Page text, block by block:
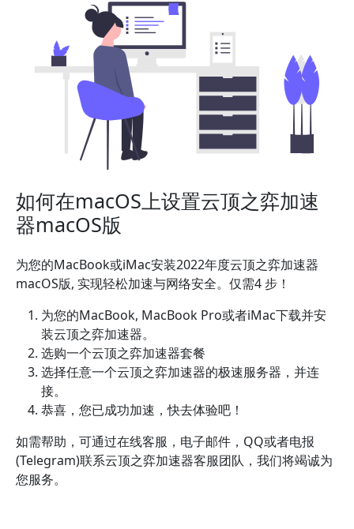
如何在macOS上设置云顶之弈加速
器macOS版
为您的MacBook或iMac安装2022年度云顶之弈加速器
macOS版, 实现轻松加速与网络安全。仅需4 步！
为您的MacBook, MacBook Pro或者iMac下载并安
装云顶之弈加速器。
选购一个云顶之弈加速器套餐
选择任意一个云顶之弈加速器的极速服务器，并连
接。
恭喜，您已成功加速，快去体验吧！
如需帮助，可通过在线客服，电子邮件，QQ或者电报
(Telegram)联系云顶之弈加速器客服团队，我们将竭诚为
您服务。